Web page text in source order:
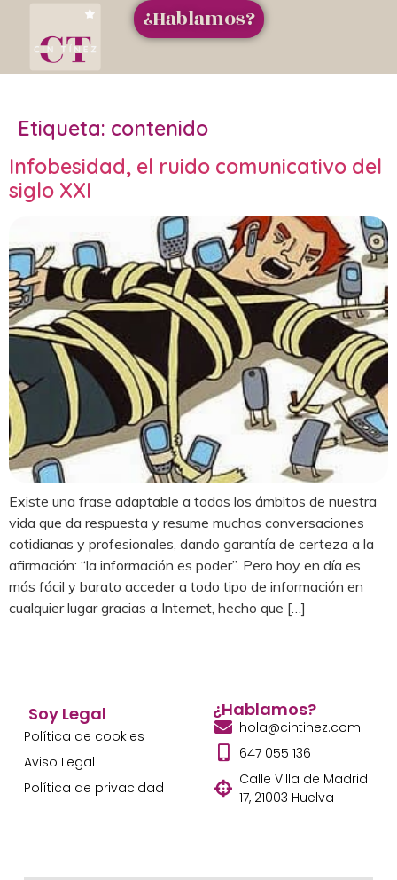
¿Hablamos?
Etiqueta: contenido
Infobesidad, el ruido comunicativo del
siglo XXI
Existe una frase adaptable a todos los ámbitos de nuestra
vida que da respuesta y resume muchas conversaciones
cotidianas y profesionales, dando garantía de certeza a la
afirmación: “la información es poder”. Pero hoy en día es
más fácil y barato acceder a todo tipo de información en
cualquier lugar gracias a Internet, hecho que […]
Soy Legal
Política de cookies
Aviso Legal
Política de privacidad
¿Hablamos?
hola@cintinez.com
647 055 136
Calle Villa de Madrid
17, 21003 Huelva